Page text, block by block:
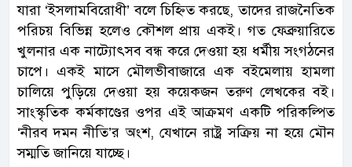
যারা ‘ইসলামবিরোধী’ বলে চিহ্নিত করছে, তাদের রাজনৈতিক
পরিচয় বিভিন্ন হলেও কৌশল প্রায় একই। গত ফেব্রুয়ারিতে
খুলনার এক নাট্যোৎসব বন্ধ করে দেওয়া হয় ধর্মীয় সংগঠনের
চাপে। একই মাসে মৌলভীবাজারে এক বইমেলায় হামলা
চালিয়ে পুড়িয়ে দেওয়া হয় কয়েকজন তরুণ লেখকের বই।
সাংস্কৃতিক কর্মকাণ্ডের ওপর এই আক্রমণ একটি পরিকল্পিত
‘নীরব দমন নীতি’র অংশ, যেখানে রাষ্ট্র সক্রিয় না হয়ে মৌন
সম্মতি জানিয়ে যাচ্ছে।